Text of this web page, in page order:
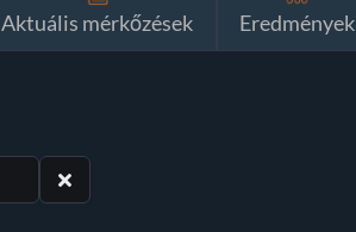
Aktuális mérkőzések Eredmények